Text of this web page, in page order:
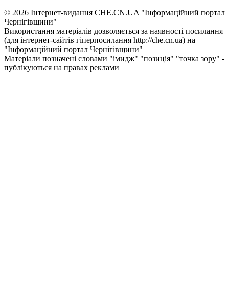
© 2026 Інтернет-видання CHE.CN.UA "Інформаційний портал
Чернiгiвщини"
Використання матеріалів дозволяється за наявності посилання
(для інтернет-сайтів гіперпосилання http://che.cn.ua) на
"Інформаційний портал Чернiгiвщини"
Матеріали позначені словами "імидж" "позиція" "точка зору" -
публікуються на правах реклами